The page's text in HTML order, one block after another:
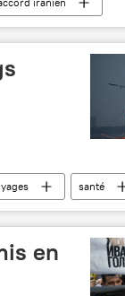
santé
en